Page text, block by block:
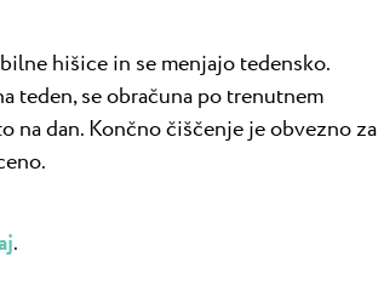
hišice in se menjajo tedensko.
teden, se obračuna po trenutnem
na dan. Končno čiščenje je obvezno za
.